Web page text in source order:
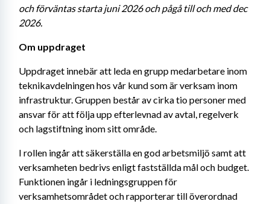
och förväntas starta juni 2026 och pågå till och med dec
2026.
Om uppdraget
Uppdraget innebär att leda en grupp medarbetare inom
teknikavdelningen hos vår kund som är verksam inom
infrastruktur. Gruppen består av cirka tio personer med
ansvar för att följa upp efterlevnad av avtal, regelverk
och lagstiftning inom sitt område.
I rollen ingår att säkerställa en god arbetsmiljö samt att
verksamheten bedrivs enligt fastställda mål och budget.
Funktionen ingår i ledningsgruppen för
verksamhetsområdet och rapporterar till överordnad